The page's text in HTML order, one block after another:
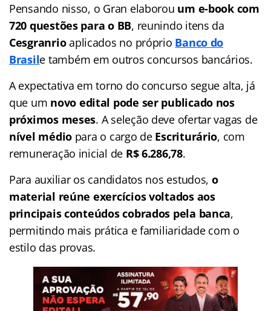
Pensando nisso, o Gran elaborou um e-book com
720 questões para o BB, reunindo itens da
Cesgranrioaplicados no próprio Banco do
Brasile também em outros concursos bancários.
A expectativa em torno do concurso segue alta, já
que um novo edital pode ser publicado nos
próximos meses. A seleção deve ofertar vagas de
nível médio para o cargo de Escriturário, com
remuneração inicial de R$ 6.286,78.
Para auxiliar os candidatos nos estudos, o
material reúne exercícios voltados aos
principais conteúdos cobrados pela banca,
permitindo mais prática e familiaridade com o
estilo das provas.